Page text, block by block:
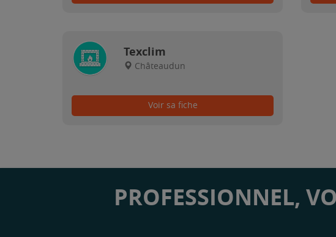
Texclim
Châteaudun
Voir sa fiche
PROFESSIONNEL,